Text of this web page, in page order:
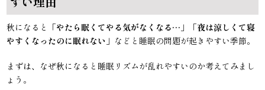
秋になると「やたら眠くてやる気がなくなる… 」「夜は涼しくて寝
やすくなったのに眠れない 」などと睡眠の問題が起きやすい季節。
まずは、なぜ秋になると睡眠リズムが乱れやすいのか考えてみまし
ょう。